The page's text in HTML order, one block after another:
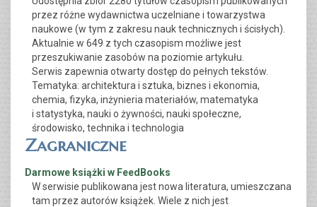
przez różne wydawnictwa uczelniane i towarzystwa
naukowe (w tym z zakresu nauk technicznych i ścisłych).
Aktualnie w 649 z tych czasopism możliwe jest
przeszukiwanie zasobów na poziomie artykułu.
Serwis zapewnia otwarty dostęp do pełnych tekstów.
Tematyka: architektura i sztuka, biznes i ekonomia,
chemia, fizyka, inżynieria materiałów, matematyka
i statystyka, nauki o żywności, nauki społeczne,
środowisko, technika i technologia
Zagraniczne
Darmowe książki w FeedBooks
W serwisie publikowana jest nowa literatura, umieszczana
tam przez autorów książek. Wiele z nich jest